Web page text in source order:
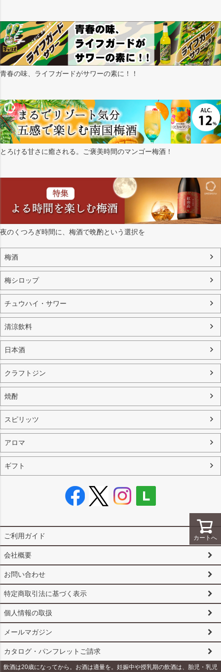
カートへ
青春の味、ライフガードがサワーの素に！！
とろける甘さに癒される。ご褒美時間のマンゴー梅酒！
夜のくつろぎ時間に、梅酒で晩酌という選択を
梅酒
梅シロップ
チュウハイ・サワー
清涼飲料
日本酒
クラフトジン
焼酎
スピリッツ
アロマ
ギフト
ご利用ガイド
会社概要
お問い合わせ
特定商取引法に基づく表示
個人情報の取扱
メールマガジン
カタログ・パンフレットご請求
飲酒は20歳になってから。お酒は適量を。妊娠中や授乳期の飲酒は、胎児・乳児